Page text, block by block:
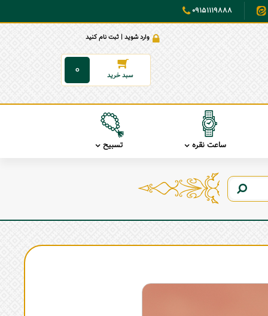
09151119888
وارد شوید | ثبت نام کنید
0
ساعت نقره تسبیح